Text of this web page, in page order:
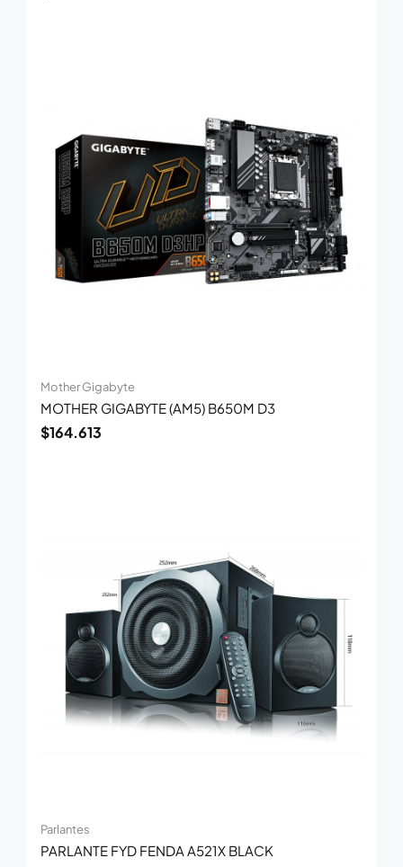
Mother Gigabyte
MOTHER GIGABYTE (AM5) B650M D3
$164.613
Parlantes
PARLANTE FYD FENDA A521X BLACK